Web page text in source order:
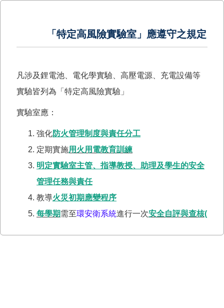
「特定高風險實驗室」應遵守之規定
凡涉及鋰電池、電化學實驗、高壓電源、充電設備等
實驗皆列為「特定高風險實驗」
實驗室應：
強化防火管理制度與責任分工
定期實施用火用電教育訓練
明定實驗室主管、指導教授、助理及學生的安全
管理任務與責任
教導火災初期應變程序
每學期需至環安衛系統進行一次安全自評與查核(